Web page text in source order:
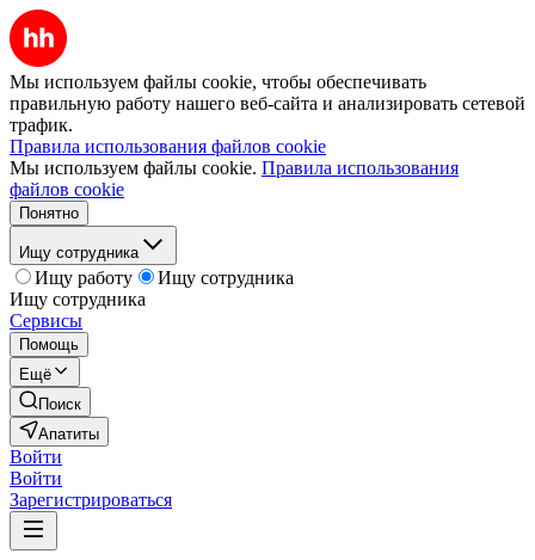
Мы используем файлы cookie, чтобы обеспечивать
правильную работу нашего веб-сайта и анализировать сетевой
трафик.
Правила использования файлов cookie
Мы используем файлы cookie. Правила использования
файлов cookie
Понятно
Ищу сотрудника
Ищу работу
Ищу сотрудника
Ищу сотрудника
Сервисы
Помощь
Ещё
Поиск
Апатиты
Войти
Войти
Зарегистрироваться